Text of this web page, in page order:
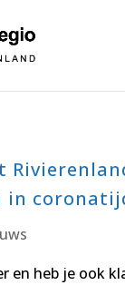
in
en heb je ook